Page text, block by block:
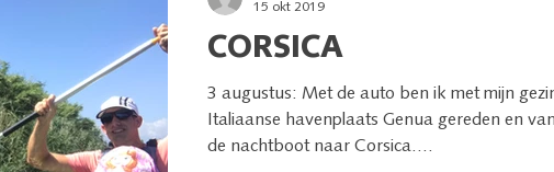
CORSICA
3 augustus: Met de auto ben ik met mijn
Italiaanse havenplaats Genua gereden en
de nachtboot naar Corsica....
15 okt 2019